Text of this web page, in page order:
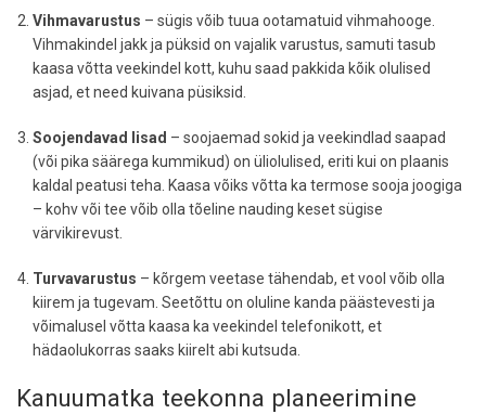
Vihmavarustus – sügis võib tuua ootamatuid vihmahooge.
Vihmakindel jakk ja püksid on vajalik varustus, samuti tasub
kaasa võtta veekindel kott, kuhu saad pakkida kõik olulised
asjad, et need kuivana püsiksid.
Soojendavad lisad – soojaemad sokid ja veekindlad saapad
(või pika säärega kummikud) on üliolulised, eriti kui on plaanis
kaldal peatusi teha. Kaasa võiks võtta ka termose sooja joogiga
– kohv või tee võib olla tõeline nauding keset sügise
värvikirevust.
Turvavarustus – kõrgem veetase tähendab, et vool võib olla
kiirem ja tugevam. Seetõttu on oluline kanda päästevesti ja
võimalusel võtta kaasa ka veekindel telefonikott, et
hädaolukorras saaks kiirelt abi kutsuda.
Kanuumatka teekonna planeerimine